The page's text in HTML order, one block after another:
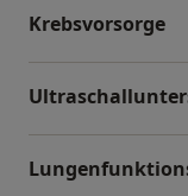
Krebsvorsorge